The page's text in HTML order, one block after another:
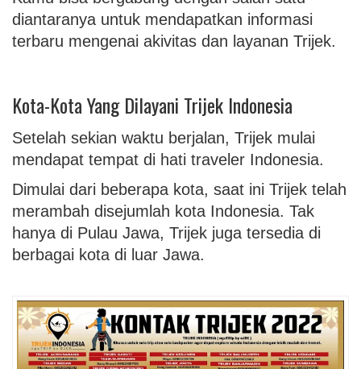
diantaranya untuk mendapatkan informasi
terbaru mengenai akivitas dan layanan Trijek.
Kota-Kota Yang Dilayani Trijek Indonesia
Setelah sekian waktu berjalan, Trijek mulai
mendapat tempat di hati traveler Indonesia.
Dimulai dari beberapa kota, saat ini Trijek telah
merambah disejumlah kota Indonesia. Tak
hanya di Pulau Jawa, Trijek juga tersedia di
berbagai kota di luar Jawa.